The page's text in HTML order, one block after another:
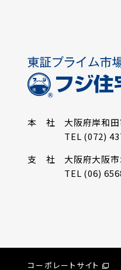
本 社 大阪府岸和
TEL (072)
支 社
大阪府大阪
TEL (06)
コーポレートサイト